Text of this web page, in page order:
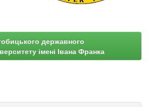
державного
імені Івана Франка